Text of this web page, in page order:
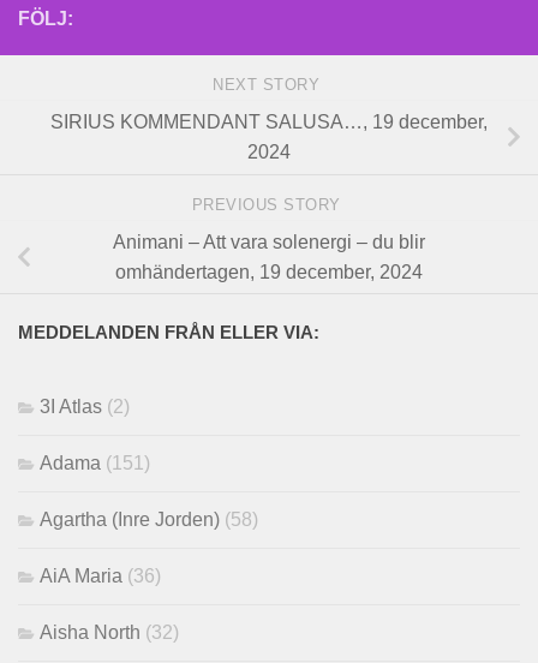
FÖLJ:
NEXT STORY
SIRIUS KOMMENDANT SALUSA…, 19 december,
2024
PREVIOUS STORY
Animani – Att vara solenergi – du blir
omhändertagen, 19 december, 2024
MEDDELANDEN FRÅN ELLER VIA:
3I Atlas (2)
Adama (151)
Agartha (Inre Jorden) (58)
AiA Maria (36)
Aisha North (32)